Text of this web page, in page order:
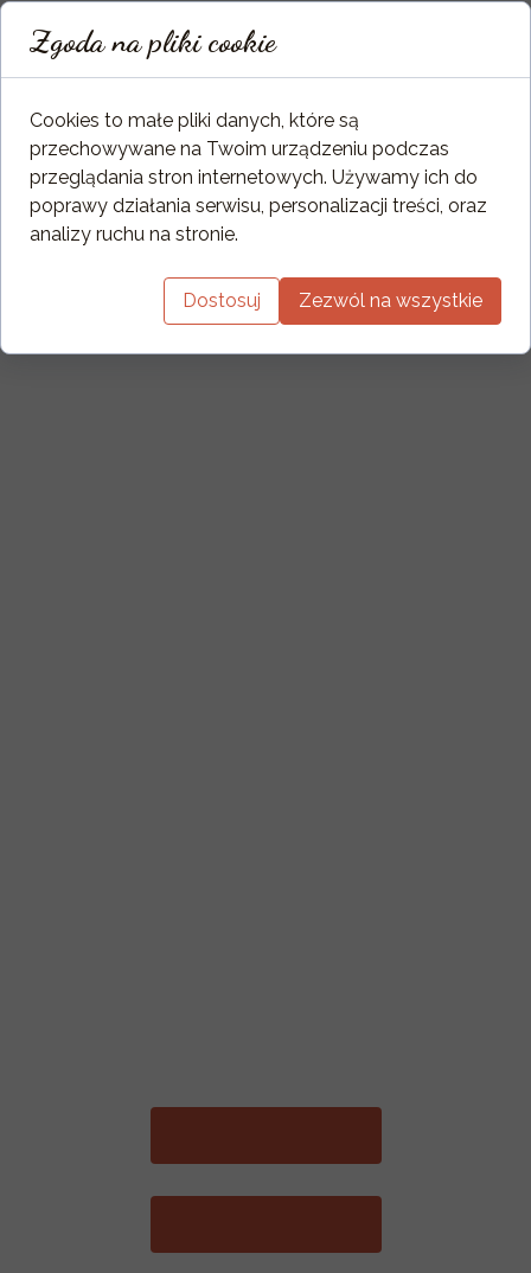
Zgoda na pliki cookie
Cookies to małe pliki danych, które są
przechowywane na Twoim urządzeniu podczas
przeglądania stron internetowych. Używamy ich do
poprawy działania serwisu, personalizacji treści, oraz
analizy ruchu na stronie.
Dostosuj Zezwól na wszystkie